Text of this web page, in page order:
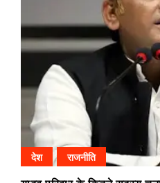
देश राजनीति